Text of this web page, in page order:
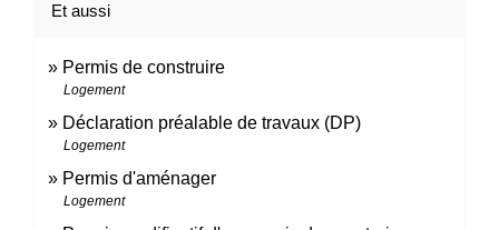
Et aussi
Permis de construire
Logement
Déclaration préalable de travaux (DP)
Logement
Permis d'aménager
Logement